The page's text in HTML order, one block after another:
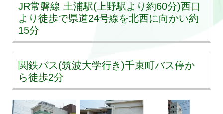
甲状腺疾患
健康診断
各種検査
施設・設備紹介
JR常磐線 土浦駅(上野駅より約60分)西口
より徒歩で県道24号線を北西に向かい約
15分
関鉄バス(筑波大学行き)千束町バス停か
ら徒歩2分